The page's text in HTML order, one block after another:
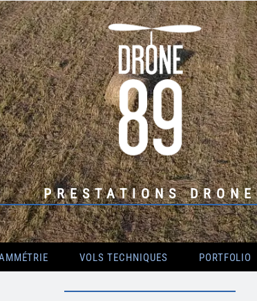
VOLS TECHNIQUES PORTFOLIO
PRESTATIONS DRONE